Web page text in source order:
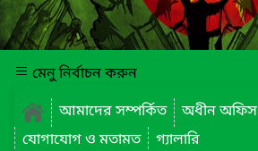
মেনু নির্বাচন করুন
আমাদের সম্পর্কিত
অধীন অফিস
যোগাযোগ ও মতামত
গ্যালারি